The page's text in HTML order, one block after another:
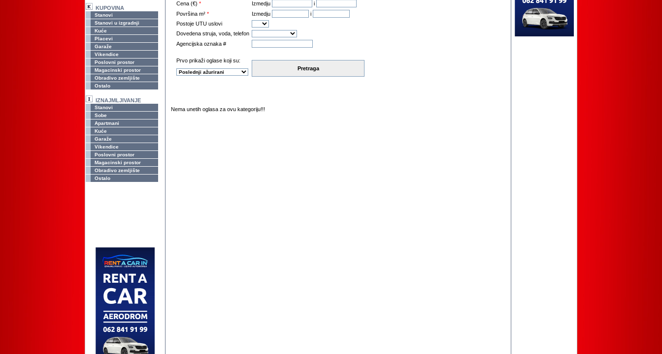
KUPOVINA
Stanovi
Stanovi u izgradnji
Kuće
Placevi
Garaže
Vikendice
Poslovni prostor
Magacinski prostor
Obradivo zemljište
Ostalo
IZNAJMLJIVANJE
Stanovi
Sobe
Apartmani
Kuće
Garaže
Vikendice
Poslovni prostor
Magacinski prostor
Obradivo zemljište
Ostalo
Cena (€) * Izmedju
i
Površina m² * Izmedju
i
Postoje UTU uslovi
Dovedena struja, voda, telefon
Agencijska oznaka #
Prvo prikaži oglase koji su:
Pretraga
Nema unetih oglasa za ovu kategoriju!!!